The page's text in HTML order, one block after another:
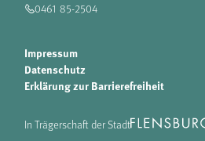
0461 85-2504
In Trägerschaft der Stadt
Impressum
Datenschutz
Erklärung zur Barrierefreiheit